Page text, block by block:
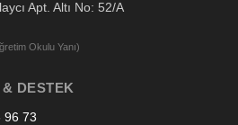
Apt. Altı No: 52/A
Okulu Yanı)
DESTEK
96 73